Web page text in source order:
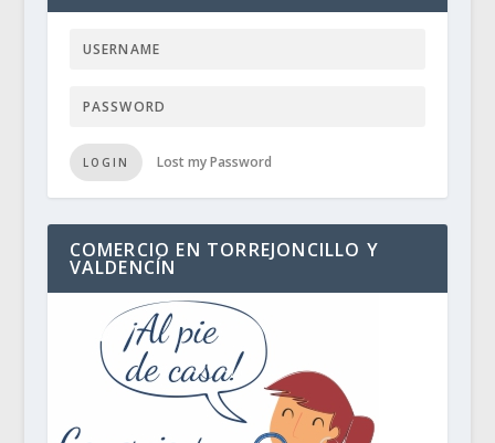
LOGIN Lost my Password
COMERCIO EN TORREJONCILLO Y
VALDENCÍN